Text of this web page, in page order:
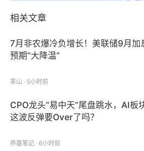
本文同时着重分析替硝唑行业竞争
主要厂商竞争格局和中国本土市场
重点分析全球主要厂商替硝唑产能
和市场份额，全球替硝唑产地分布
此外针对替硝唑行业产品分类、应
链、生产模式、销售模式、行业发
相关文章
7月非农爆冷负增长！美联储9月加
预期“大降温”
茶山 · 5小时前
CPO龙头“易中天”尾盘跳水，AI板
这波反弹要Over了吗？
养基笔记 · 6小时前